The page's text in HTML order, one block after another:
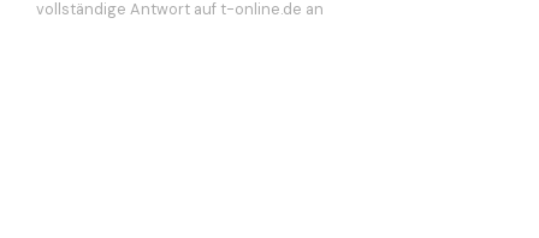
vollständige Antwort auf t-online.de an